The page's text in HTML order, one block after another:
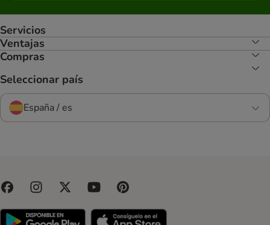
Servicios
Ventajas
Compras
Seleccionar país
España / es